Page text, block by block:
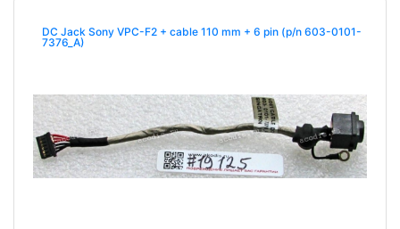
DC Jack Sony VPC-F2 + cable 110 mm + 6 pin (p/n 603-0101-
7376_A)